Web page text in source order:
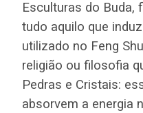
Esculturas do Buda,
tudo aquilo que
utilizado no Feng
religião ou filosofia
Pedras e Cristais:
absorvem a energia